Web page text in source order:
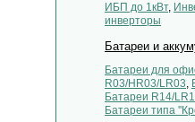
ИБП до 1кВт,
инверторы
Батареи и
Батареи для
R03/HR03/LR03,
Батареи R14/
Батареи типа